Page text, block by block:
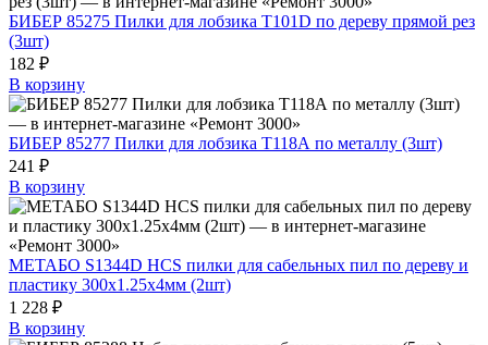
БИБЕР 85275 Пилки для лобзика T101D по дереву прямой рез
(3шт)
182 ₽
В корзину
БИБЕР 85277 Пилки для лобзика T118А по металлу (3шт)
241 ₽
В корзину
МЕТАБО S1344D HCS пилки для сабельных пил по дереву и
пластику 300х1.25х4мм (2шт)
1 228 ₽
В корзину